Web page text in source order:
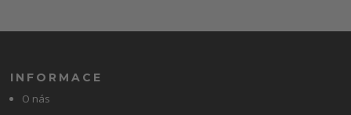
INFORMACE
O nás